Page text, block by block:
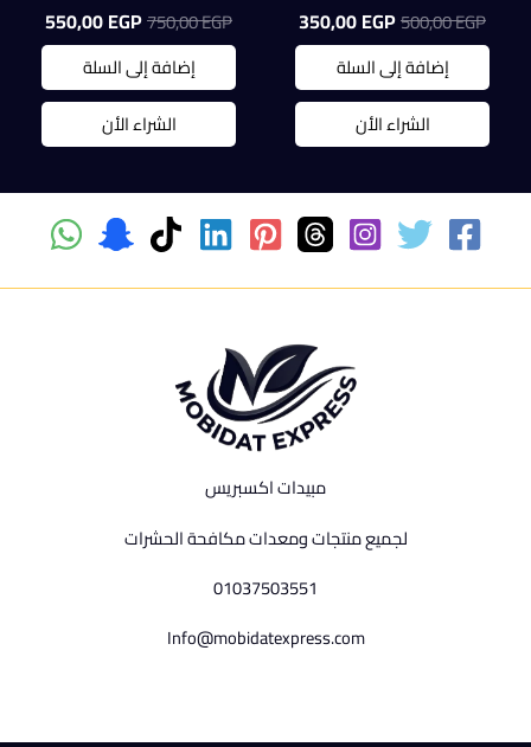
500,00EGP السعر
الأصلي
هو:
500,00 EGP.
350,00EGP السعر
الحالي
350,00 EGP.
إضافة إلى السلة
الشراء الأن
750,00EGP السعر
الأصلي
هو:
750,00 EGP.
550,00EGP
EGP.
إضافة إلى السلة
الشراء الأن
مبيدات اكسبريس
لجميع منتجات ومعدات مكافحة الحشرات
01037503551
Info@mobidatexpress.com